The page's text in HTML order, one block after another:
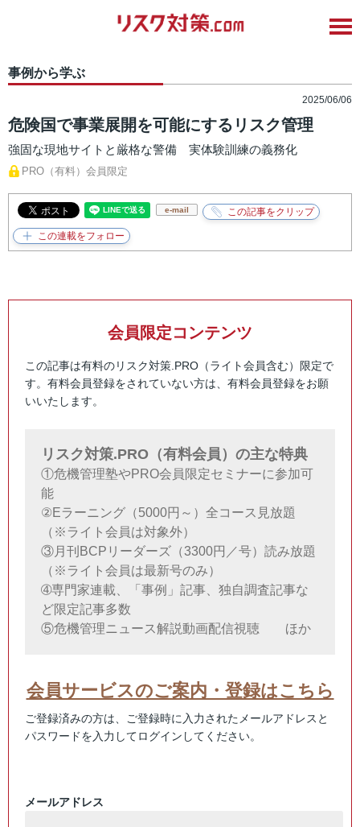
事例から学ぶ
2025/06/06
危険国で事業展開を可能にするリスク管理
強固な現地サイトと厳格な警備 実体験訓練の義務化
PRO（有料）会員限定
e-mail
会員限定コンテンツ
この記事は有料のリスク対策.PRO（ライト会員含む）限定で
す。有料会員登録をされていない方は、有料会員登録をお願
いいたします。
リスク対策.PRO（有料会員）の主な特典
①危機管理塾やPRO会員限定セミナーに参加可
能
②Eラーニング（5000円～）全コース見放題
（※ライト会員は対象外）
③月刊BCPリーダーズ（3300円／号）読み放題
（※ライト会員は最新号のみ）
➃専門家連載、「事例」記事、独自調査記事な
ど限定記事多数
⑤危機管理ニュース解説動画配信視聴 ほか
会員サービスのご案内・登録はこちら
ご登録済みの方は、ご登録時に入力されたメールアドレスと
パスワードを入力してログインしてください。
メールアドレス